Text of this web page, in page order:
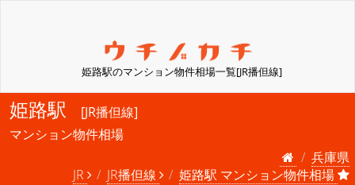
姫路駅のマンション物件相場一覧[JR播但線]
姫路駅
[JR播但線]
マンション物件相場
兵庫県
JR
JR播但線 姫路駅 マンション物件相場